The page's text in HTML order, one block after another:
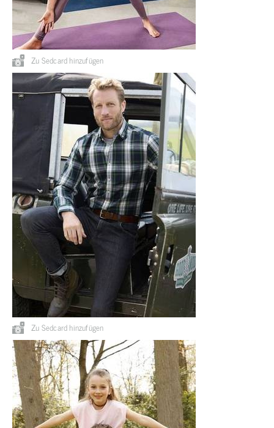
Zu Sedcard hinzufügen
Zu Sedcard hinzufügen